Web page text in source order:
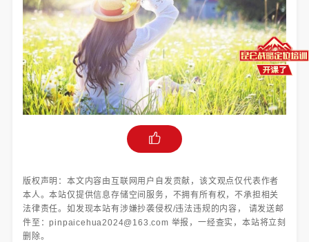
版权声明：本文内容由互联网用户自发贡献，该文观点仅代表作者
本人。本站仅提供信息存储空间服务，不拥有所有权，不承担相关
法律责任。如发现本站有涉嫌抄袭侵权/违法违规的内容， 请发送邮
件至：pinpaicehua2024@163.com 举报，一经查实，本站将立刻
删除。